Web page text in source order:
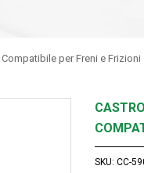
per Freni e Frizioni
SKU CC-